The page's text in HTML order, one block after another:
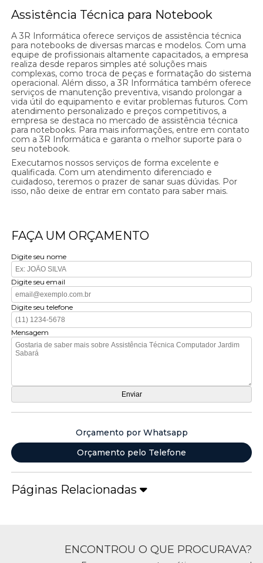
Assistência Técnica para Notebook
A 3R Informática oferece serviços de assistência técnica
para notebooks de diversas marcas e modelos. Com uma
equipe de profissionais altamente capacitados, a empresa
realiza desde reparos simples até soluções mais
complexas, como troca de peças e formatação do sistema
operacional. Além disso, a 3R Informática também oferece
serviços de manutenção preventiva, visando prolongar a
vida útil do equipamento e evitar problemas futuros. Com
atendimento personalizado e preços competitivos, a
empresa se destaca no mercado de assistência técnica
para notebooks. Para mais informações, entre em contato
com a 3R Informática e garanta o melhor suporte para o
seu notebook.
Executamos nossos serviços de forma excelente e
qualificada. Com um atendimento diferenciado e
cuidadoso, teremos o prazer de sanar suas dúvidas. Por
isso, não deixe de entrar em contato para saber mais.
FAÇA UM ORÇAMENTO
Digite seu nome
Digite seu email
Digite seu telefone
Mensagem
Orçamento por Whatsapp
Orçamento pelo Telefone
Páginas Relacionadas
ENCONTROU O QUE PROCURAVA?